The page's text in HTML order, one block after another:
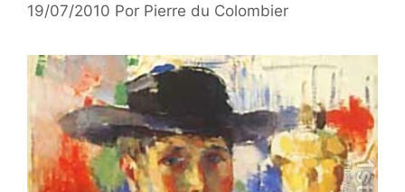
19/07/2010 Por Pierre du Colombier